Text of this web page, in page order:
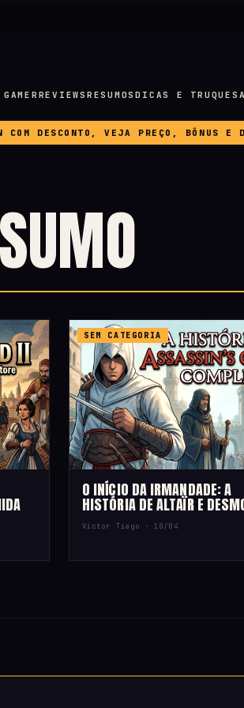
REVIEWS RESUMOSDICAS E TRUQUES
VEJA PREÇO, BÔNUS E
SEM CATEGORIA
O INÍCIO DA IRMANDADE: A
HISTÓRIA DE ALTAÏR E
Victor Tiago ·10/04